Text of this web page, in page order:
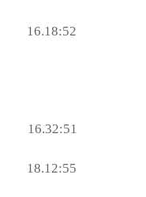
16.18:52
16.32:51
18.12:55